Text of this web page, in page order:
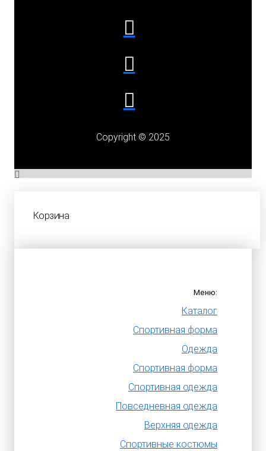
Copyright © 2025
Корзина
Меню:
Каталог
Спортивная форма
Одежда
Спортивная форма
Спортивная одежда
Повседневная одежда
Верхняя одежда
Спортивные костюмы